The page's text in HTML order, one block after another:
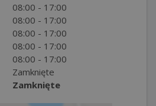
08:00 - 17:00
08:00 - 17:00
08:00 - 17:00
08:00 - 17:00
08:00 - 17:00
Zamknięte
Zamknięte